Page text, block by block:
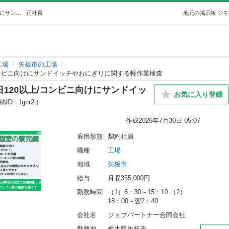
正社員 地元の掲示板 ジ
場
矢板市の工場
ニ向けにサンドイッチやおにぎりに関する軽作業検査
以上/コンビニ向けにサンドイッ
稿ID : 1gcr2i）
お気に入り登録
作成2026年7月30日 05:07
雇用形態
契約社員
職種
工場
地域
矢板市
給与
月収355,000円
勤務時間
（1）6：30～15：10 （2）
18：00～翌2：40
会社名
ジョブパートナー合同会社